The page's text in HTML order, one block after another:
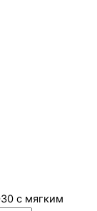
с мягким